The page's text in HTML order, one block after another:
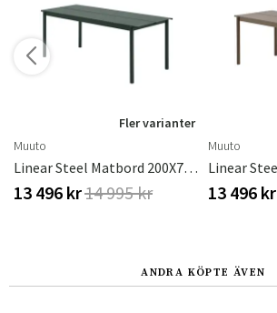
Fler varianter
Muuto
Linear Steel Matbord 200X75 Cm Dark Green
13 496 kr14 995 kr
Muuto
13 496 kr
ANDRA KÖPTE ÄVEN